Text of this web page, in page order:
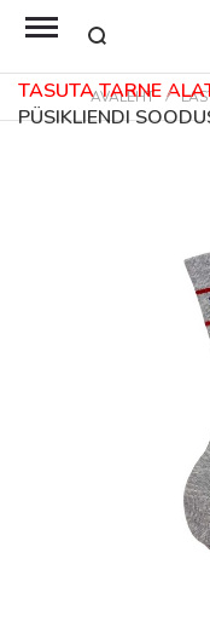
TASUTA TARNE
PÜSIKLIENDI
AVALEHT